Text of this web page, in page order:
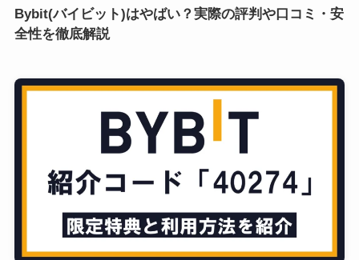
Bybit(バイビット)はやばい？実際の評判や口コミ・安
全性を徹底解説